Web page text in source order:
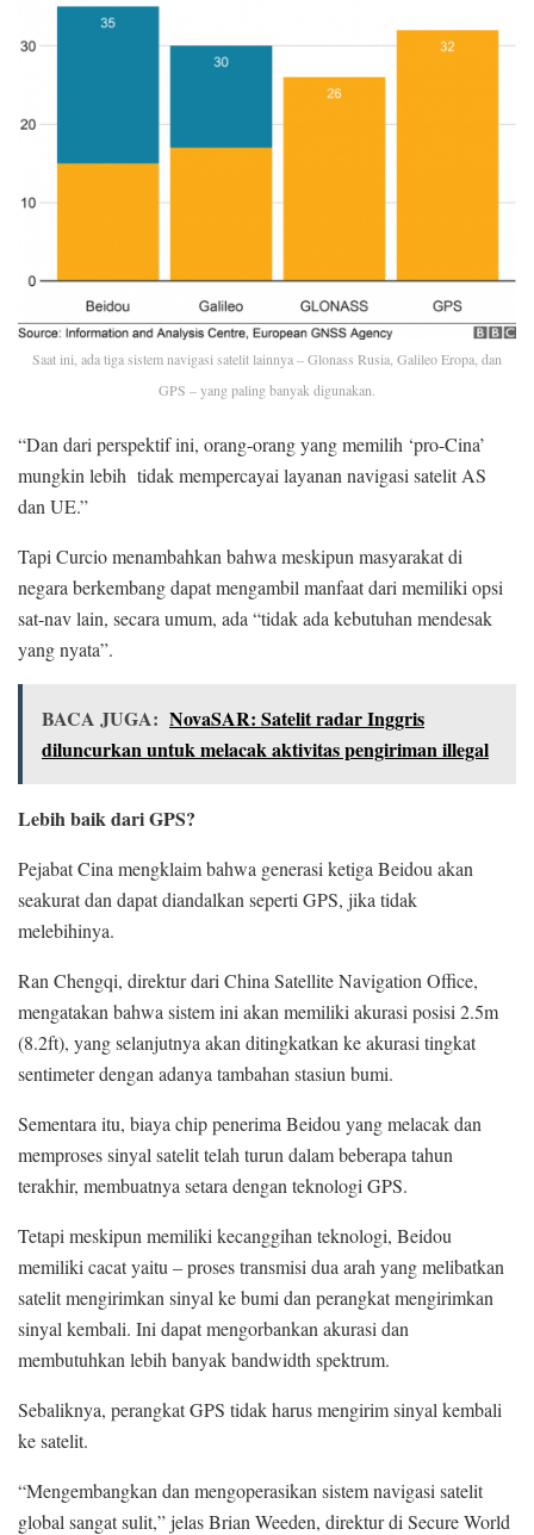
Saat ini, ada tiga sistem navigasi satelit lainnya – Glonass Rusia, Galileo Eropa, dan
GPS – yang paling banyak digunakan.
“Dan dari perspektif ini, orang-orang yang memilih ‘pro-Cina’
mungkin lebih tidak mempercayai layanan navigasi satelit AS
dan UE.”
Tapi Curcio menambahkan bahwa meskipun masyarakat di
negara berkembang dapat mengambil manfaat dari memiliki opsi
sat-nav lain, secara umum, ada “tidak ada kebutuhan mendesak
yang nyata”.
BACA JUGA: NovaSAR: Satelit radar Inggris
diluncurkan untuk melacak aktivitas pengiriman illegal
Lebih baik dari GPS?
Pejabat Cina mengklaim bahwa generasi ketiga Beidou akan
seakurat dan dapat diandalkan seperti GPS, jika tidak
melebihinya.
Ran Chengqi, direktur dari China Satellite Navigation Office,
mengatakan bahwa sistem ini akan memiliki akurasi posisi 2.5m
(8.2ft), yang selanjutnya akan ditingkatkan ke akurasi tingkat
sentimeter dengan adanya tambahan stasiun bumi.
Sementara itu, biaya chip penerima Beidou yang melacak dan
memproses sinyal satelit telah turun dalam beberapa tahun
terakhir, membuatnya setara dengan teknologi GPS.
Tetapi meskipun memiliki kecanggihan teknologi, Beidou
memiliki cacat yaitu – proses transmisi dua arah yang melibatkan
satelit mengirimkan sinyal ke bumi dan perangkat mengirimkan
sinyal kembali. Ini dapat mengorbankan akurasi dan
membutuhkan lebih banyak bandwidth spektrum.
Sebaliknya, perangkat GPS tidak harus mengirim sinyal kembali
ke satelit.
“Mengembangkan dan mengoperasikan sistem navigasi satelit
global sangat sulit,” jelas Brian Weeden, direktur di Secure World